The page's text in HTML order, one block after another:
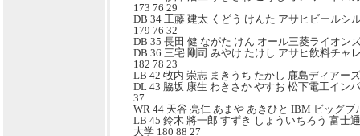
173 76 29
DB 34 工藤 建太 くどう けんた アサヒビールシ
179 76 32
DB 35 長田 健 ながた けん オール三菱ライオン
DB 36 三宅 剛司 みやけ たけし アサヒ飲料チャ
182 78 23
LB 42 牧内 崇志 まきうち たかし 鹿島ディアー
DL 43 脇坂 康生 わきさか やすお 松下電工イン
37
WR 44 天谷 亮仁 あまや あきひと IBM ビッグブ
LB 45 鈴木 將一郎 すずき しょういちろう 富士
大学 180 88 27